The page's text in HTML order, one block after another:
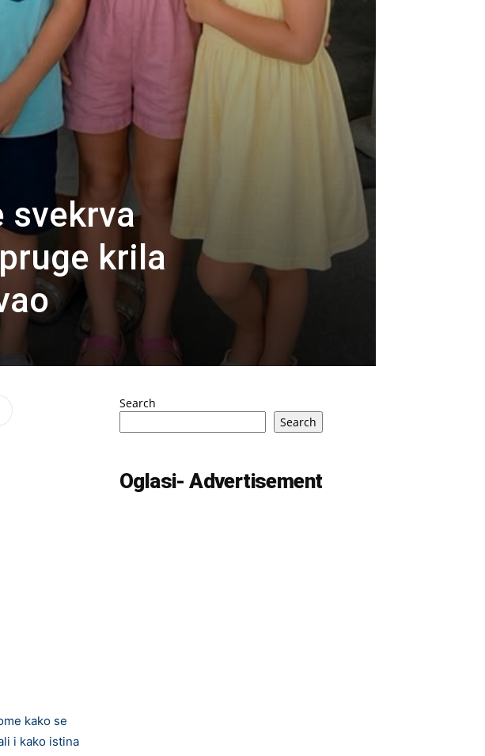
svekrva
krila
kako se
i kako istina
Search
Search
Oglasi- Advertisement